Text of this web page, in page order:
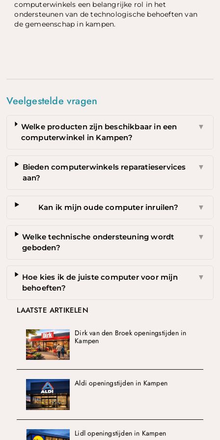
computerwinkels een belangrijke rol in het
ondersteunen van de technologische behoeften van
de gemeenschap in kampen.
Veelgestelde vragen
Welke producten zijn beschikbaar in een
computerwinkel in Kampen?
▼
Bieden computerwinkels reparatieservices
aan?
▼
Kan ik mijn oude computer inruilen? ▼
Welke technische ondersteuning wordt
geboden?
▼
Hoe kies ik de juiste computer voor mijn
behoeften?
▼
LAATSTE ARTIKELEN
Dirk van den Broek openingstijden in
Kampen
Aldi openingstijden in Kampen
Lidl openingstijden in Kampen